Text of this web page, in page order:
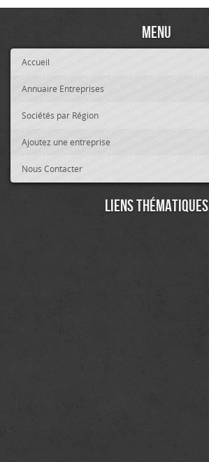
Menu
Accueil
Annuaire Entreprises
Sociétés par Région
Ajoutez une entreprise
Nous Contacter
Liens thématiques